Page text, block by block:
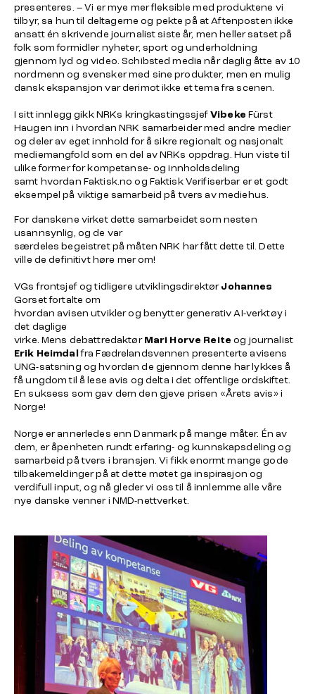
presenteres. – Vi er mye mer fleksible med produktene vi
tilbyr, sa hun til deltagerne og pekte på at Aftenposten ikke
ansatt én skrivende journalist siste år, men heller satset på
folk som formidler nyheter, sport og underholdning
gjennom lyd og video. Schibsted media når daglig åtte av 10
nordmenn og svensker med sine produkter, men en mulig
dansk ekspansjon var derimot ikke et tema fra scenen.
I sitt innlegg gikk NRKs kringkastingssjefVibekeFürst
Haugen inn i hvordan NRK samarbeider med andre medier
og deler av eget innhold for å sikre regionalt og nasjonalt
mediemangfold som en del av NRKs oppdrag. Hun viste til
ulike former for kompetanse- og innholdsdeling
samt hvordan Faktisk.no og Faktisk Verifiserbar er et godt
eksempel på viktige samarbeid på tvers av mediehus.
For danskene virket dette samarbeidet som nesten
usannsynlig, og de var
særdeles begeistret på måten NRK har fått dette til. Dette
ville de definitivt høre mer om!
VGs frontsjef og tidligere utviklingsdirektør Johannes
Gorset fortalte om
hvordan avisen utvikler og benytter generativ AI-verktøy i
det daglige
virke. Mens debattredaktør Mari Horve Reite og journalist
Erik Heimdalfra Fædrelandsvennen presenterte avisens
UNG-satsning og hvordan de gjennom denne har lykkes å
få ungdom til å lese avis og delta i det offentlige ordskiftet.
En suksess som gav dem den gjeve prisen «Årets avis» i
Norge!
Norge er annerledes enn Danmark på mange måter. Én av
dem, er åpenheten rundt erfaring- og kunnskapsdeling og
samarbeid på tvers i bransjen. Vi fikk enormt mange gode
tilbakemeldinger på at dette møtet ga inspirasjon og
verdifull input, og nå gleder vi oss til å innlemme alle våre
nye danske venner i NMD-nettverket.